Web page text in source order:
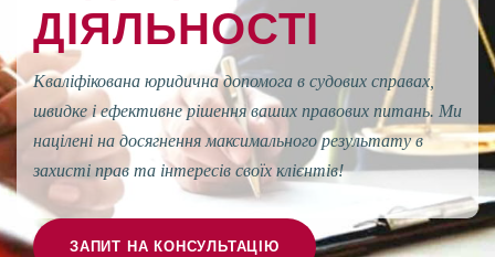
ДІЯЛЬНОСТІ
Кваліфікована юридична допомога в судових справах,
швидке і ефективне рішення ваших правових питань. Ми
націлені на досягнення максимального результату в
захисті прав та інтересів своїх клієнтів!
ЗАПИТ НА КОНСУЛЬТАЦІЮ